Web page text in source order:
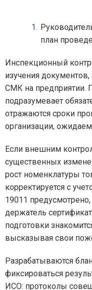
план
Инспекционный
изучения
СМК на предприятии.
подразумевает
отражаются сроки
организации,
Если внешним
существенных
рост номенклатуры
корректируется с
19011 предусмотрено,
держатель
подготовки
высказывая свои
Разрабатываются
фиксироваться
ИСО: протоколы